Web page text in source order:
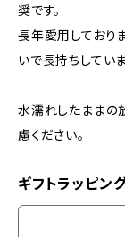
奨です。
長年愛用しており
いで長持ちしていま
水濡れしたままの
慮ください。
ギフトラッピン